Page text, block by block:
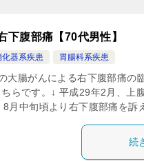
下腹部痛【70代男性】
化器系疾患 胃腸科系疾患
大腸がんによる右下腹部痛の
らです。↓ 平成29年2月、上
8月中旬頃より右下腹部痛を
続